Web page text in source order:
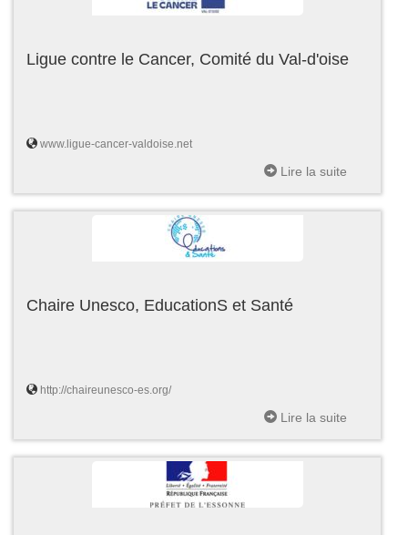
Ligue contre le Cancer, Comité du Val-d'oise
www.ligue-cancer-valdoise.net
Lire la suite
Chaire Unesco, EducationS et Santé
http://chaireunesco-es.org/
Lire la suite